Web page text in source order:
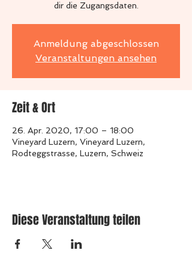
dir die Zugangsdaten.
Anmeldung abgeschlossen
Veranstaltungen ansehen
Zeit & Ort
26. Apr. 2020, 17:00 – 18:00
Vineyard Luzern, Vineyard Luzern,
Rodteggstrasse, Luzern, Schweiz
Diese Veranstaltung teilen